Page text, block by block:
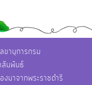
ขานุการกรม
สัมพันธ์
งมาจากพระราชดำริ